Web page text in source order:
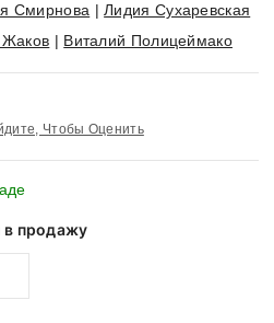
Смирнова |Лидия Сухаревская
| Виталий Полицеймако
Чтобы Оценить
в продажу